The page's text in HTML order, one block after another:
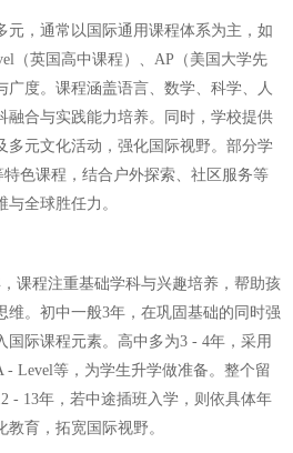
元，通常以国际通用课程体系为主，如
（英国高中课程）、AP（美国大学先
广度。课程涵盖语言、数学、科学、人
融合与实践能力培养。同时，学校提供
多元文化活动，强化国际视野。部分学
色课程，结合户外探索、社区服务等
全球胜任力。
课程注重基础学科与兴趣培养，帮助孩
维。初中一般3年，在巩固基础的同时强
国际课程元素。高中多为3 - 4年，采用
- Level等，为学生升学做准备。整个留
- 13年，若中途插班入学，则依具体年
育，拓宽国际视野。